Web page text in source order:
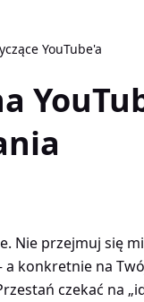
YouTube'a
Nie przejmuj się
a konkretnie na
czekać na